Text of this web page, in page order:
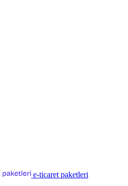
e-ticaret paketleri